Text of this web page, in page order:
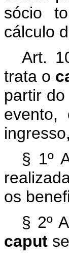
sócio
cálculo
Art.
trata o
partir
evento,
§ 1º
os
§ 2º
caput